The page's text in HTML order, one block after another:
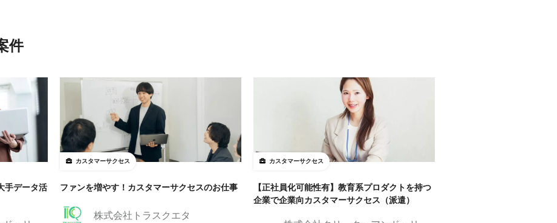
件
手データ活
カスタマーサクセス
ファンを増やす！カスタマーサクセスのお仕事
株式会社トラスクエタ
カスタマーサクセス
【正社員化可能性有】教育系プロダクトを持つ
企業で企業向カスタマーサクセス（派遣）